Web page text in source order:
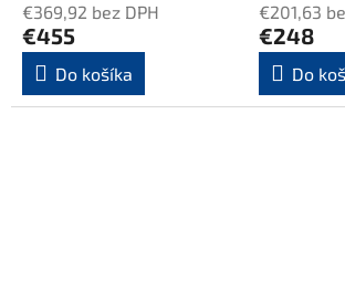
€369,92 bez DPH
€455
Do košíka
€201,63
€248
Do